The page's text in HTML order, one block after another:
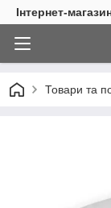
Інтернет-
Товари та